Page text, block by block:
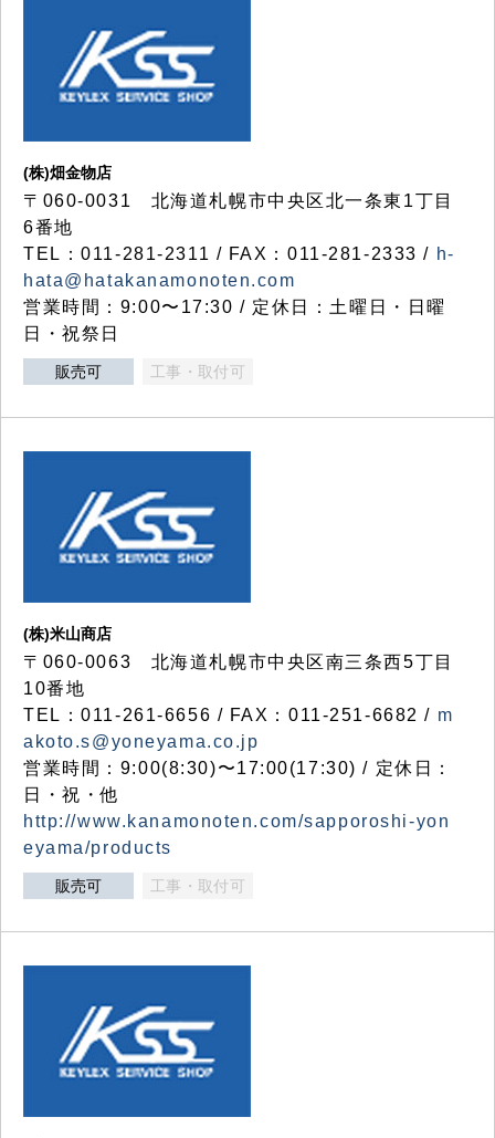
(株)畑金物店
〒060-0031 北海道札幌市中央区北一条東1丁目
6番地
TEL：011-281-2311 / FAX：011-281-2333 / h-
hata@hatakanamonoten.com
営業時間：9:00〜17:30 / 定休日：土曜日・日曜
日・祝祭日
販売可 工事・取付可
(株)米山商店
〒060-0063 北海道札幌市中央区南三条西5丁目
10番地
TEL：011-261-6656 / FAX：011-251-6682 / m
akoto.s@yoneyama.co.jp
営業時間：9:00(8:30)〜17:00(17:30) / 定休日：
日・祝・他
http://www.kanamonoten.com/sapporoshi-yon
eyama/products
販売可 工事・取付可